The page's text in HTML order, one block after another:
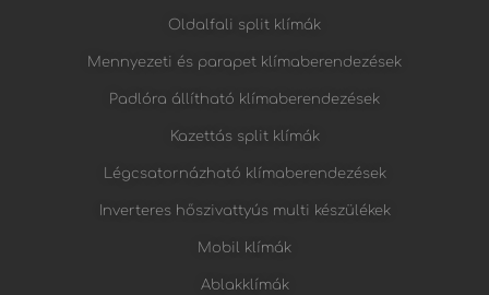
Oldalfali split klímák
Mennyezeti és parapet klímaberendezések
Padlóra állítható klímaberendezések
Kazettás split klímák
Légcsatornázható klímaberendezések
Inverteres hőszivattyús multi készülékek
Mobil klímák
Ablakklímák